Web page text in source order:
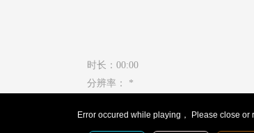
时长：00:00
分辨率： *
Error occured while playing， Please close or